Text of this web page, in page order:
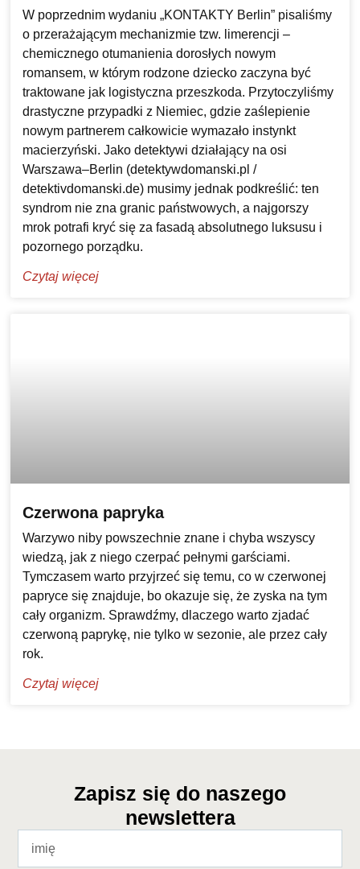
W poprzednim wydaniu „KONTAKTY Berlin” pisaliśmy
o przerażającym mechanizmie tzw. limerencji –
chemicznego otumanienia dorosłych nowym
romansem, w którym rodzone dziecko zaczyna być
traktowane jak logistyczna przeszkoda. Przytoczyliśmy
drastyczne przypadki z Niemiec, gdzie zaślepienie
nowym partnerem całkowicie wymazało instynkt
macierzyński. Jako detektywi działający na osi
Warszawa–Berlin (detektywdomanski.pl /
detektivdomanski.de) musimy jednak podkreślić: ten
syndrom nie zna granic państwowych, a najgorszy
mrok potrafi kryć się za fasadą absolutnego luksusu i
pozornego porządku.
Czytaj więcej
Czerwona papryka
Warzywo niby powszechnie znane i chyba wszyscy
wiedzą, jak z niego czerpać pełnymi garściami.
Tymczasem warto przyjrzeć się temu, co w czerwonej
papryce się znajduje, bo okazuje się, że zyska na tym
cały organizm. Sprawdźmy, dlaczego warto zjadać
czerwoną paprykę, nie tylko w sezonie, ale przez cały
rok.
Czytaj więcej
Zapisz się do naszego
newslettera